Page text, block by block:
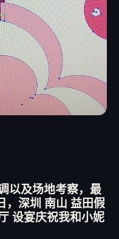
以及场地考察，最
，深圳 南山 益田假
设宴庆祝我和小妮